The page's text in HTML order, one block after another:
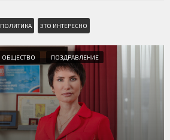
ПОЛИТИКА ЭТО ИНТЕРЕСНО
ОБЩЕСТВО ПОЗДРАВЛЕНИЕ